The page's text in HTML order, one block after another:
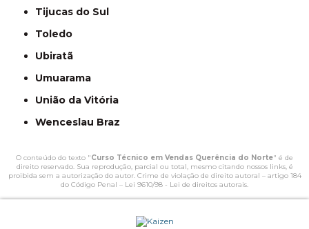
Tijucas do Sul
Toledo
Ubiratã
Umuarama
União da Vitória
Wenceslau Braz
O conteúdo do texto "Curso Técnico em Vendas Querência do Norte" é de
direito reservado. Sua reprodução, parcial ou total, mesmo citando nossos links, é
proibida sem a autorização do autor. Crime de violação de direito autoral – artigo 184
do Código Penal – Lei 9610/98 - Lei de direitos autorais